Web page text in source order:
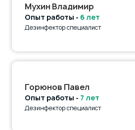
Мухин Владимир
Опыт работы - 6 лет
Дезинфектор специалист
Горюнов Павел
Опыт работы - 7 лет
Дезинфектор специалист